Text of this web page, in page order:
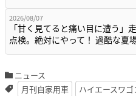
2026/08/07
「甘く見てると痛い目に遭う」
点検。絶対にやって！ 過酷な夏
ニュース
月刊自家用車
ハイエースワ